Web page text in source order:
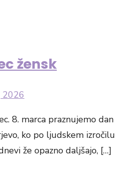
žensk
2026
8. marca praznujemo dan
ko po ljudskem izročilu
že opazno daljšajo, […]